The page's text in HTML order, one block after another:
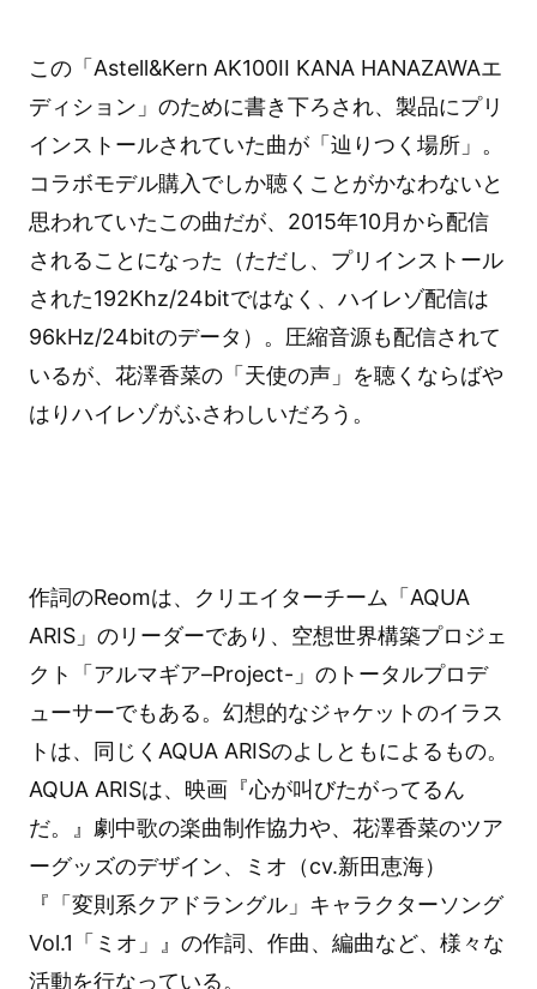
この「Astell&Kern AK100II KANA HANAZAWAエ
ディション」のために書き下ろされ、製品にプリ
インストールされていた曲が「辿りつく場所」。
コラボモデル購入でしか聴くことがかなわないと
思われていたこの曲だが、2015年10月から配信
されることになった（ただし、プリインストール
された192Khz/24bitではなく、ハイレゾ配信は
96kHz/24bitのデータ）。圧縮音源も配信されて
いるが、花澤香菜の「天使の声」を聴くならばや
はりハイレゾがふさわしいだろう。
作詞のReomは、クリエイターチーム「AQUA
ARIS」のリーダーであり、空想世界構築プロジェ
クト「アルマギア–Project-」のトータルプロデ
ューサーでもある。幻想的なジャケットのイラス
トは、同じくAQUA ARISのよしともによるもの。
AQUA ARISは、映画『心が叫びたがってるん
だ。』劇中歌の楽曲制作協力や、花澤香菜のツア
ーグッズのデザイン、ミオ（cv.新田恵海）
『「変則系クアドラングル」キャラクターソング
Vol.1「ミオ」』の作詞、作曲、編曲など、様々な
活動を行なっている。